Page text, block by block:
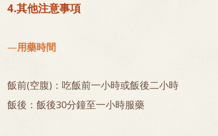
4.其他注意事項
—用藥時間
飯前(空腹)：吃飯前一小時或飯後二小時
飯後：飯後30分鐘至一小時服藥